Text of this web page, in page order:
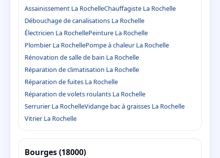
Assainissement La RochelleChauffagiste La Rochelle
Débouchage de canalisations La Rochelle
Électricien La RochellePeinture La Rochelle
Plombier La RochellePompe à chaleur La Rochelle
Rénovation de salle de bain La Rochelle
Réparation de climatisation La Rochelle
Réparation de fuites La Rochelle
Réparation de volets roulants La Rochelle
Serrurier La RochelleVidange bac à graisses La Rochelle
Vitrier La Rochelle
Bourges (18000)